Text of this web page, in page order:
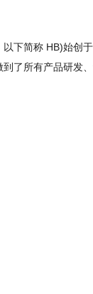
下简称 HB)始创
了所有产品研发